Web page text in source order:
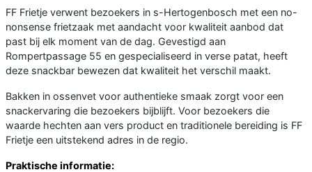
FF Frietje verwent bezoekers in s-Hertogenbosch met een no-
nonsense frietzaak met aandacht voor kwaliteit aanbod dat
past bij elk moment van de dag. Gevestigd aan
Rompertpassage 55 en gespecialiseerd in verse patat, heeft
deze snackbar bewezen dat kwaliteit het verschil maakt.
Bakken in ossenvet voor authentieke smaak zorgt voor een
snackervaring die bezoekers bijblijft. Voor bezoekers die
waarde hechten aan vers product en traditionele bereiding is FF
Frietje een uitstekend adres in de regio.
Praktische informatie: